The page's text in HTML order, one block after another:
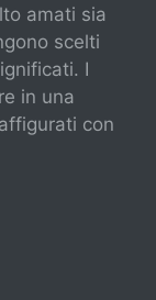
amati sia
scelti
I
in una
con